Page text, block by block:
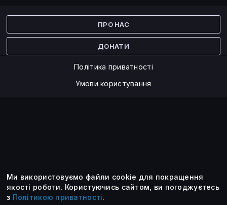
ПРО НАС
ДОНАТИ
Політика приватності
Умови користування
©2014 — 2026
Усі опубліковані матеріали належать ForkLog. Ви можете
Ми використовуємо файли cookie для покращення
якості роботи. Користуючись сайтом, ви погоджуєтесь
з Політикою приватності.